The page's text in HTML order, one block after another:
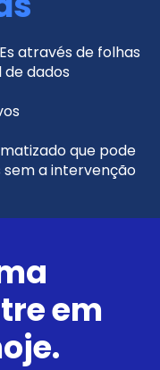
através de folhas
dados
que pode
a intervenção
em